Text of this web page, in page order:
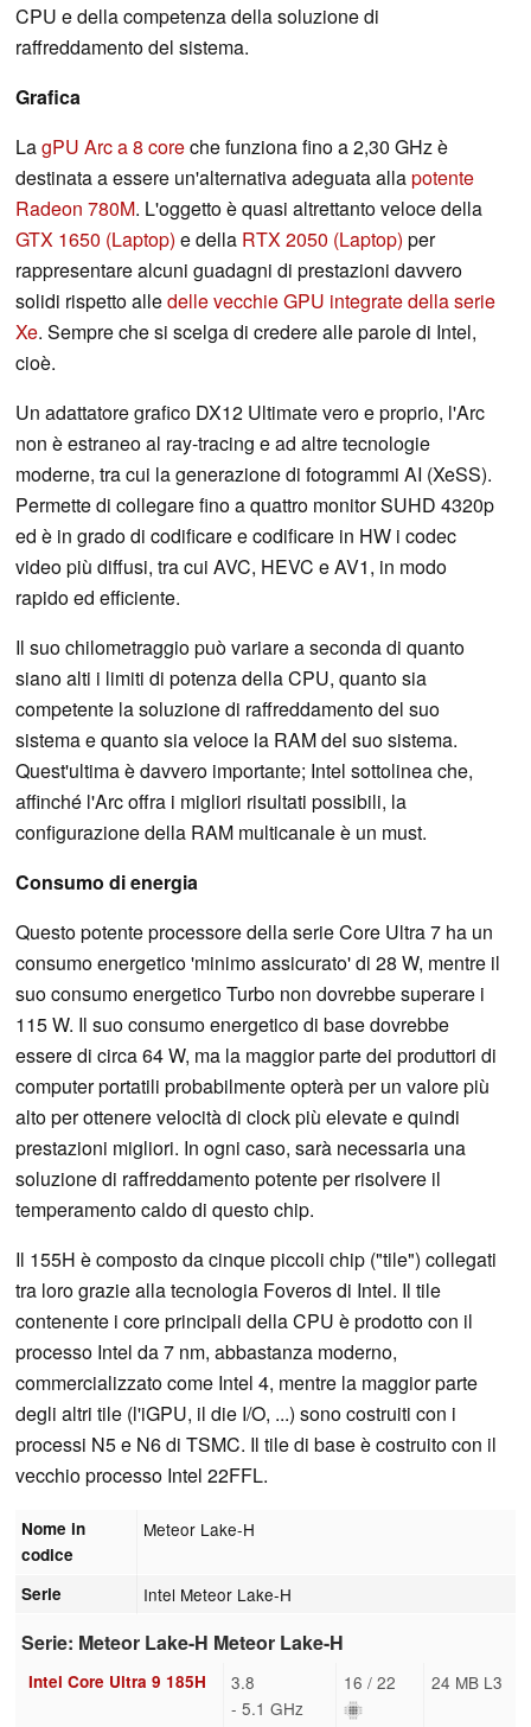
CPU e della competenza della soluzione di
raffreddamento del sistema.
Grafica
LagPU Arc a 8 coreche funziona fino a 2,30 GHz è
destinata a essere un'alternativa adeguata allapotente
Radeon 780M. L'oggetto è quasi altrettanto veloce della
GTX 1650 (Laptop) e della RTX 2050 (Laptop) per
rappresentare alcuni guadagni di prestazioni davvero
solidi rispetto alledelle vecchie GPU integrate della serie
Xe. Sempre che si scelga di credere alle parole di Intel,
cioè.
Un adattatore grafico DX12 Ultimate vero e proprio, l'Arc
non è estraneo al ray-tracing e ad altre tecnologie
moderne, tra cui la generazione di fotogrammi AI (XeSS).
Permette di collegare fino a quattro monitor SUHD 4320p
ed è in grado di codificare e codificare in HW i codec
video più diffusi, tra cui AVC, HEVC e AV1, in modo
rapido ed efficiente.
Il suo chilometraggio può variare a seconda di quanto
siano alti i limiti di potenza della CPU, quanto sia
competente la soluzione di raffreddamento del suo
sistema e quanto sia veloce la RAM del suo sistema.
Quest'ultima è davvero importante; Intel sottolinea che,
affinché l'Arc offra i migliori risultati possibili, la
configurazione della RAM multicanale è un must.
Consumo di energia
Questo potente processore della serie Core Ultra 7 ha un
consumo energetico 'minimo assicurato' di 28 W, mentre il
suo consumo energetico Turbo non dovrebbe superare i
115 W. Il suo consumo energetico di base dovrebbe
essere di circa 64 W, ma la maggior parte dei produttori di
computer portatili probabilmente opterà per un valore più
alto per ottenere velocità di clock più elevate e quindi
prestazioni migliori. In ogni caso, sarà necessaria una
soluzione di raffreddamento potente per risolvere il
temperamento caldo di questo chip.
Il 155H è composto da cinque piccoli chip ("tile") collegati
tra loro grazie alla tecnologia Foveros di Intel. Il tile
contenente i core principali della CPU è prodotto con il
processo Intel da 7 nm, abbastanza moderno,
commercializzato come Intel 4, mentre la maggior parte
degli altri tile (l'iGPU, il die I/O, ...) sono costruiti con i
processi N5 e N6 di TSMC. Il tile di base è costruito con il
vecchio processo Intel 22FFL.
Nome in
codice
Meteor Lake-H
Serie Intel Meteor Lake-H
Serie: Meteor Lake-H Meteor Lake-H
Intel Core Ultra 9 185H
3.8
- 5.1 GHz
16 / 22 24 MB L3